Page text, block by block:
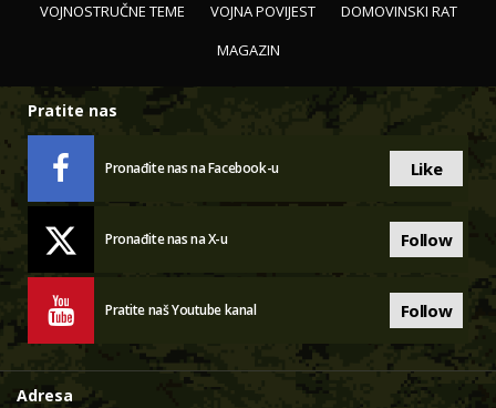
VOJNOSTRUČNE TEME
VOJNA POVIJEST
DOMOVINSKI RAT
MAGAZIN
Pratite nas
Pronađite nas na Facebook-u Like
Pronađite nas na X-u Follow
Pratite naš Youtube kanal Follow
Adresa